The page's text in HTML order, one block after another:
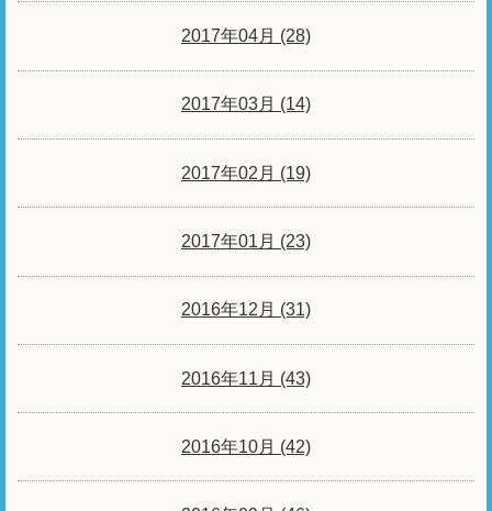
2017年04月 (28)
2017年03月 (14)
2017年02月 (19)
2017年01月 (23)
2016年12月 (31)
2016年11月 (43)
2016年10月 (42)